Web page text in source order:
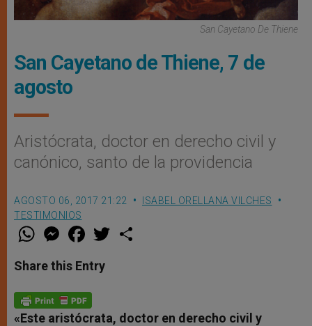
San Cayetano De Thiene
San Cayetano de Thiene, 7 de
agosto
Aristócrata, doctor en derecho civil y
canónico, santo de la providencia
AGOSTO 06, 2017 21:22
ISABEL ORELLANA VILCHES
TESTIMONIOS
W
t
s
p
p
M
e
s
e
g
e
r
F
a
e
b
o
k
w
Share this Entry
«Este aristócrata, doctor en derecho civil y